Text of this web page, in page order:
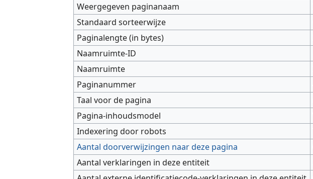
Weergegeven paginanaam
Standaard sorteerwijze
Paginalengte (in bytes)
Naamruimte-ID
Naamruimte
Paginanummer
Taal voor de pagina
Pagina-inhoudsmodel
Indexering door robots
Aantal doorverwijzingen naar deze pagina
Aantal verklaringen in deze entiteit